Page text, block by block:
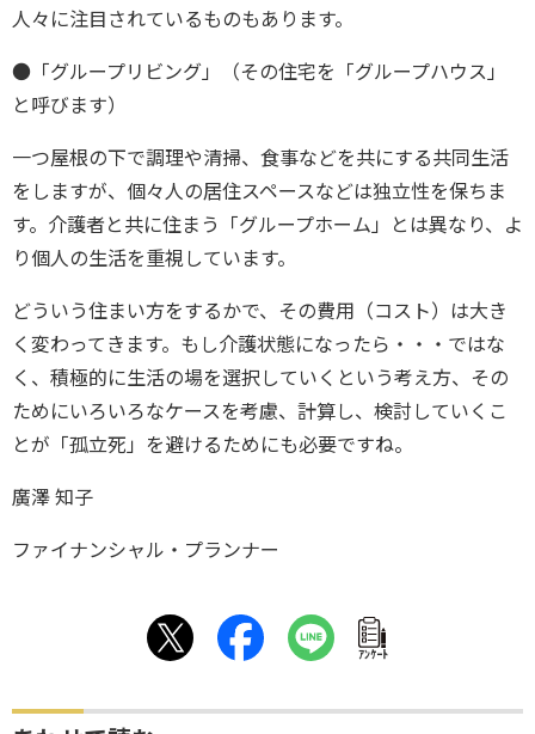
人々に注目されているものもあります。
●「グループリビング」（その住宅を「グループハウス」
と呼びます）
一つ屋根の下で調理や清掃、食事などを共にする共同生活
をしますが、個々人の居住スペースなどは独立性を保ちま
す。介護者と共に住まう「グループホーム」とは異なり、よ
り個人の生活を重視しています。
どういう住まい方をするかで、その費用（コスト）は大き
く変わってきます。もし介護状態になったら・・・ではな
く、積極的に生活の場を選択していくという考え方、その
ためにいろいろなケースを考慮、計算し、検討していくこ
とが「孤立死」を避けるためにも必要ですね。
廣澤 知子
ファイナンシャル・プランナー
ｱﾝｹｰﾄ